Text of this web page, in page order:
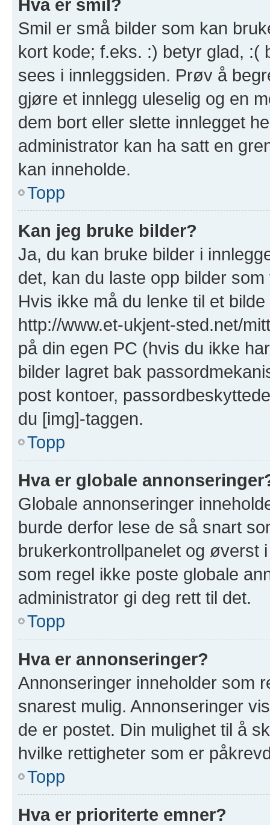
Hva er smil?
Smil er små bilder som kan
kort kode; f.eks. :) betyr glad, :(
sees i innleggsiden. Prøv å
gjøre et innlegg uleselig og en
dem bort eller slette innlegget
administrator kan ha satt en
kan inneholde.
Topp
Kan jeg bruke bilder?
Ja, du kan bruke bilder i
det, kan du laste opp bilder
Hvis ikke må du lenke til et
http://www.et-ukjent-sted.net/
på din egen PC (hvis du ikke
bilder lagret bak
post kontoer,
du [img]-taggen.
Topp
Hva er globale
Globale annonseringer
burde derfor lese de så snart
brukerkontrollpanelet og øverst
som regel ikke poste globale
administrator gi deg rett til det.
Topp
Hva er annonseringer?
Annonseringer inneholder som
snarest mulig. Annonseringer
de er postet. Din mulighet til å
hvilke rettigheter som er
Topp
Hva er prioriterte emner?